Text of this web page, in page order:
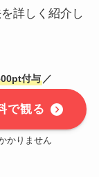
詳しく紹介し
付与 ／
で観る
かりません